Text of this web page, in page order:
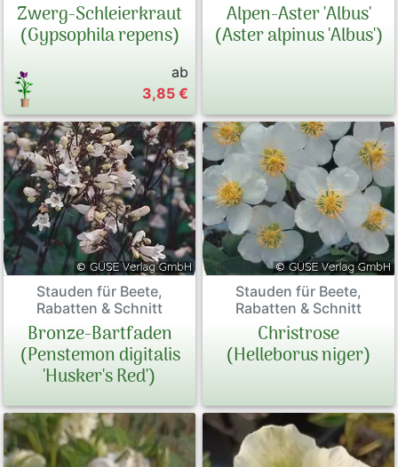
Zwerg-Schleierkraut
(Gypsophila repens)
ab
3,85 €
Alpen-Aster 'Albus'
(Aster alpinus 'Albus')
Stauden für Beete,
Rabatten & Schnitt
Bronze-Bartfaden
(Penstemon digitalis
'Husker's Red')
Stauden für Beete,
Rabatten & Schnitt
Christrose
(Helleborus niger)